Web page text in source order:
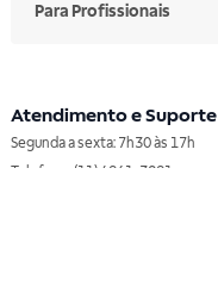
Para Profissionais
Atendimento e Suporte
Segunda a sexta: 7h30 às 17h
Telefone: (11) 4861-3981